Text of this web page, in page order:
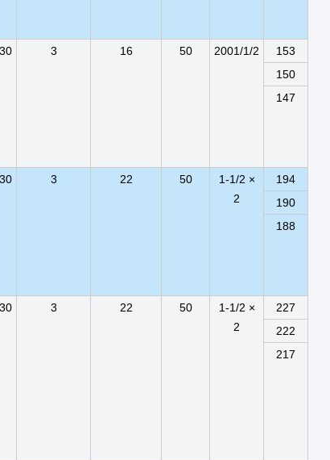
3 16 50 2001/1/2
153
150
147
3 22 50
1-1/2 ×
2
194
190
188
3 22 50
1-1/2 ×
2
227
222
217